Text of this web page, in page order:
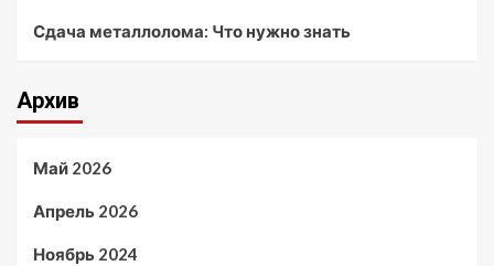
Сдача металлолома: Что нужно знать
Архив
Май 2026
Апрель 2026
Ноябрь 2024